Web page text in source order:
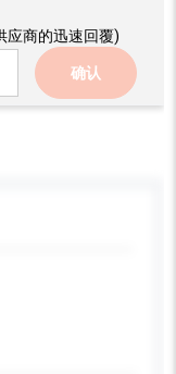
应商的迅速回覆)
确认